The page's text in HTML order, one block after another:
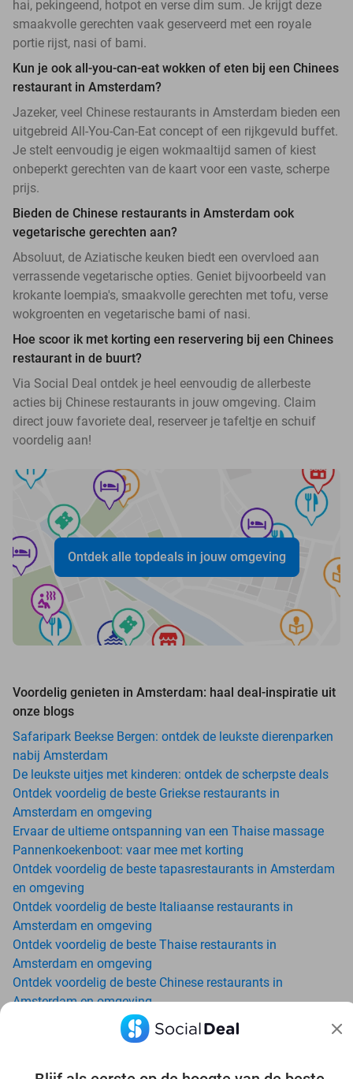
hai, pekingeend, hotpot en verse dim sum. Je krijgt deze
smaakvolle gerechten vaak geserveerd met een royale
portie rijst, nasi of bami.
Kun je ook all-you-can-eat wokken of eten bij een Chinees
restaurant in Amsterdam?
Jazeker, veel Chinese restaurants in Amsterdam bieden een
uitgebreid All-You-Can-Eat concept of een rijkgevuld buffet.
Je stelt eenvoudig je eigen wokmaaltijd samen of kiest
onbeperkt gerechten van de kaart voor een vaste, scherpe
prijs.
Bieden de Chinese restaurants in Amsterdam ook
vegetarische gerechten aan?
Absoluut, de Aziatische keuken biedt een overvloed aan
verrassende vegetarische opties. Geniet bijvoorbeeld van
krokante loempia's, smaakvolle gerechten met tofu, verse
wokgroenten en vegetarische bami of nasi.
Hoe scoor ik met korting een reservering bij een Chinees
restaurant in de buurt?
Via Social Deal ontdek je heel eenvoudig de allerbeste
acties bij Chinese restaurants in jouw omgeving. Claim
direct jouw favoriete deal, reserveer je tafeltje en schuif
voordelig aan!
Ontdek alle topdeals in jouw omgeving
Voordelig genieten in Amsterdam: haal deal-inspiratie uit
onze blogs
Safaripark Beekse Bergen: ontdek de leukste dierenparken
nabij Amsterdam
De leukste uitjes met kinderen: ontdek de scherpste deals
Ontdek voordelig de beste Griekse restaurants in
Amsterdam en omgeving
Ervaar de ultieme ontspanning van een Thaise massage
Pannenkoekenboot: vaar mee met korting
Ontdek voordelig de beste tapasrestaurants in Amsterdam
en omgeving
Ontdek voordelig de beste Italiaanse restaurants in
Amsterdam en omgeving
Ontdek voordelig de beste Thaise restaurants in
Amsterdam en omgeving
Ontdek voordelig de beste Chinese restaurants in
Amsterdam en omgeving
Geniet van matcha met tot wel 70% korting in de buurt van
Amsterdam - Social Deal